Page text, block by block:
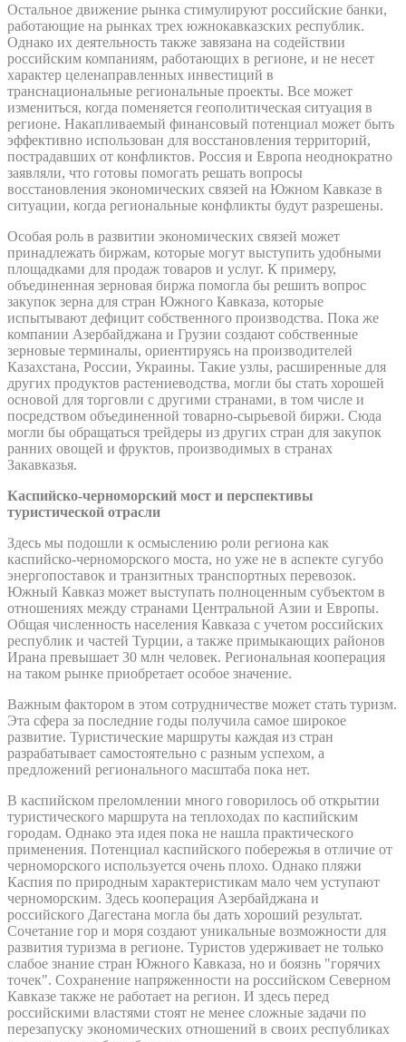
Остальное движение рынка стимулируют российские банки,
работающие на рынках трех южнокавказских республик.
Однако их деятельность также завязана на содействии
российским компаниям, работающих в регионе, и не несет
характер целенаправленных инвестиций в
транснациональные региональные проекты. Все может
измениться, когда поменяется геополитическая ситуация в
регионе. Накапливаемый финансовый потенциал может быть
эффективно использован для восстановления территорий,
пострадавших от конфликтов. Россия и Европа неоднократно
заявляли, что готовы помогать решать вопросы
восстановления экономических связей на Южном Кавказе в
ситуации, когда региональные конфликты будут разрешены.
Особая роль в развитии экономических связей может
принадлежать биржам, которые могут выступить удобными
площадками для продаж товаров и услуг. К примеру,
объединенная зерновая биржа помогла бы решить вопрос
закупок зерна для стран Южного Кавказа, которые
испытывают дефицит собственного производства. Пока же
компании Азербайджана и Грузии создают собственные
зерновые терминалы, ориентируясь на производителей
Казахстана, России, Украины. Такие узлы, расширенные для
других продуктов растениеводства, могли бы стать хорошей
основой для торговли с другими странами, в том числе и
посредством объединенной товарно-сырьевой биржи. Сюда
могли бы обращаться трейдеры из других стран для закупок
ранних овощей и фруктов, производимых в странах
Закавказья.
Каспийско-черноморский мост и перспективы
туристической отрасли
Здесь мы подошли к осмыслению роли региона как
каспийско-черноморского моста, но уже не в аспекте сугубо
энергопоставок и транзитных транспортных перевозок.
Южный Кавказ может выступать полноценным субъектом в
отношениях между странами Центральной Азии и Европы.
Общая численность населения Кавказа с учетом российских
республик и частей Турции, а также примыкающих районов
Ирана превышает 30 млн человек. Региональная кооперация
на таком рынке приобретает особое значение.
Важным фактором в этом сотрудничестве может стать туризм.
Эта сфера за последние годы получила самое широкое
развитие. Туристические маршруты каждая из стран
разрабатывает самостоятельно с разным успехом, а
предложений регионального масштаба пока нет.
В каспийском преломлении много говорилось об открытии
туристического маршрута на теплоходах по каспийским
городам. Однако эта идея пока не нашла практического
применения. Потенциал каспийского побережья в отличие от
черноморского используется очень плохо. Однако пляжи
Каспия по природным характеристикам мало чем уступают
черноморским. Здесь кооперация Азербайджана и
российского Дагестана могла бы дать хороший результат.
Сочетание гор и моря создают уникальные возможности для
развития туризма в регионе. Туристов удерживает не только
слабое знание стран Южного Кавказа, но и боязнь "горячих
точек". Сохранение напряженности на российском Северном
Кавказе также не работает на регион. И здесь перед
российскими властями стоят не менее сложные задачи по
перезапуску экономических отношений в своих республиках